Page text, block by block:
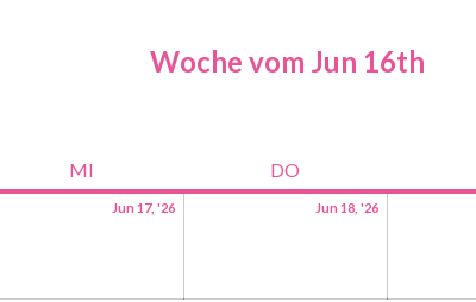
Woche vom Jun 16th
MI DO
Jun 17, '26 Jun 18, '26